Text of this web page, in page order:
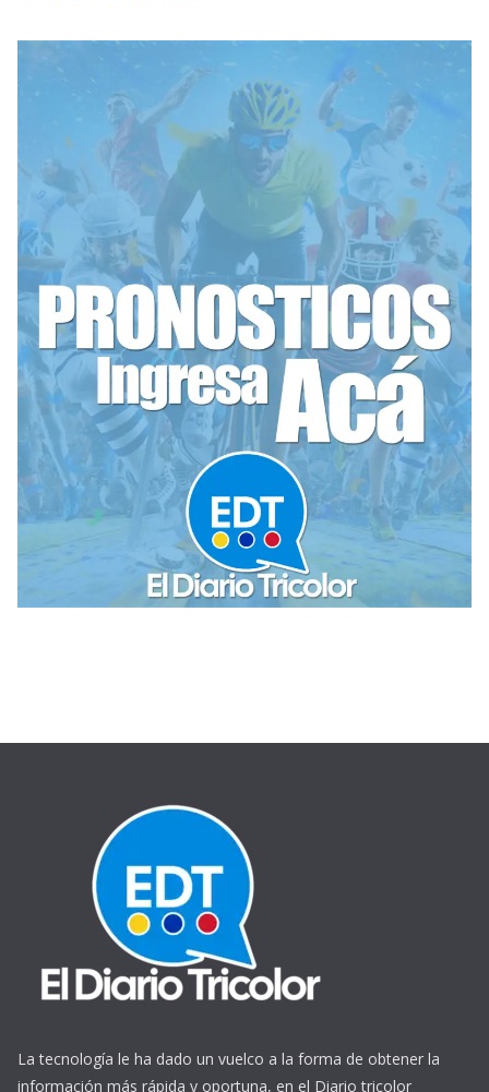
La tecnología le ha dado un vuelco a la forma de obtener la
información más rápida y oportuna, en el Diario tricolor